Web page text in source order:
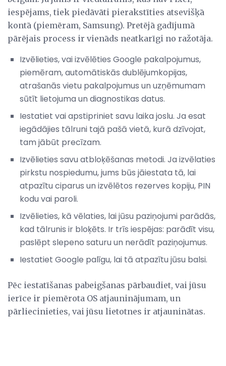
iespējams, tiek piedāvāti pierakstīties atsevišķā
kontā (piemēram, Samsung). Pretējā gadījumā
pārējais process ir vienāds neatkarīgi no ražotāja.
Izvēlieties, vai izvēlēties Google pakalpojumus,
piemēram, automātiskās dublējumkopijas,
atrašanās vietu pakalpojumus un uzņēmumam
sūtīt lietojuma un diagnostikas datus.
Iestatiet vai apstipriniet savu laika joslu. Ja esat
iegādājies tālruni tajā pašā vietā, kurā dzīvojat,
tam jābūt precīzam.
Izvēlieties savu atbloķēšanas metodi. Ja izvēlaties
pirkstu nospiedumu, jums būs jāiestata tā, lai
atpazītu ciparus un izvēlētos rezerves kopiju, PIN
kodu vai paroli.
Izvēlieties, kā vēlaties, lai jūsu paziņojumi parādās,
kad tālrunis ir bloķēts. Ir trīs iespējas: parādīt visu,
paslēpt slepeno saturu un nerādīt paziņojumus.
Iestatiet Google palīgu, lai tā atpazītu jūsu balsi.
Pēc iestatīšanas pabeigšanas pārbaudiet, vai jūsu
ierīce ir piemērota OS atjauninājumam, un
pārliecinieties, vai jūsu lietotnes ir atjauninātas.